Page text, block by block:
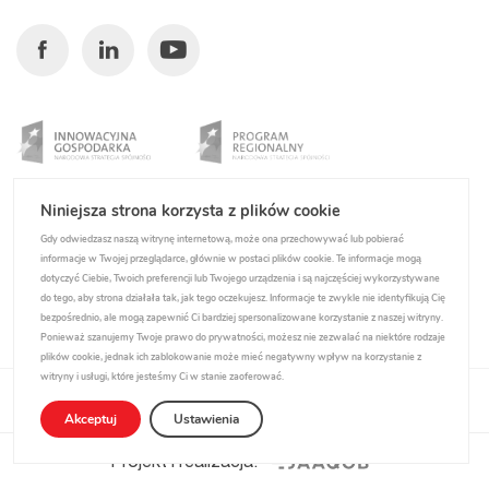
FacebookLinkedinYoutube
Polityka prywatności
Projekt i realizacja:
Niniejsza strona korzysta z plików cookie
Gdy odwiedzasz naszą witrynę internetową, może ona przechowywać lub pobierać
informacje w Twojej przeglądarce, głównie w postaci plików cookie. Te informacje mogą
dotyczyć Ciebie, Twoich preferencji lub Twojego urządzenia i są najczęściej wykorzystywane
do tego, aby strona działała tak, jak tego oczekujesz. Informacje te zwykle nie identyfikują Cię
bezpośrednio, ale mogą zapewnić Ci bardziej spersonalizowane korzystanie z naszej witryny.
Ponieważ szanujemy Twoje prawo do prywatności, możesz nie zezwalać na niektóre rodzaje
plików cookie, jednak ich zablokowanie może mieć negatywny wpływ na korzystanie z
witryny i usługi, które jesteśmy Ci w stanie zaoferować.
Akceptuj Ustawienia